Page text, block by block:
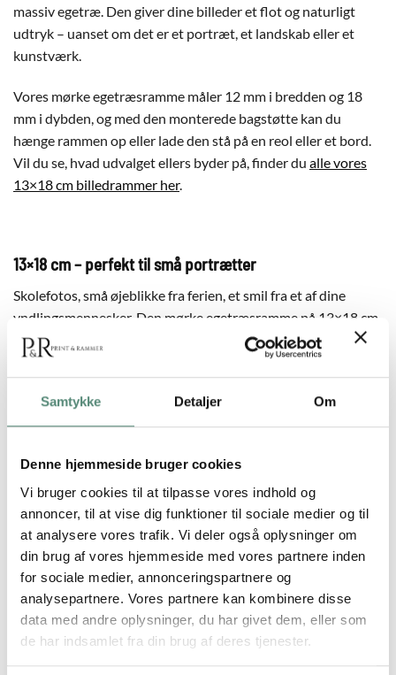
Samtykke Detaljer Om
Denne hjemmeside bruger cookies
Vi bruger cookies til at tilpasse vores indhold og
annoncer, til at vise dig funktioner til sociale medier og til
at analysere vores trafik. Vi deler også oplysninger om
din brug af vores hjemmeside med vores partnere inden
for sociale medier, annonceringspartnere og
analysepartnere. Vores partnere kan kombinere disse
data med andre oplysninger, du har givet dem, eller som
de har indsamlet fra din brug af deres tjenester.
massiv egetræ. Den giver dine billeder et flot og naturligt
udtryk – uanset om det er et portræt, et landskab eller et
kunstværk.
Vores mørke egetræsramme måler 12 mm i bredden og 18
mm i dybden, og med den monterede bagstøtte kan du
hænge rammen op eller lade den stå på en reol eller et bord.
Vil du se, hvad udvalget ellers byder på, finder du alle vores
13×18 cm billedrammer her.
13×18 cm – perfekt til små portrætter
Skolefotos, små øjeblikke fra ferien, et smil fra et af dine
yndlingsmennesker. Den mørke egetræsramme på 13×18 cm
egner sig perfekt til de små, personlige billeder, som måske
ikke er egnet til plakatstørrelse, men som alligevel fortjener
at blive vist frem.
HosPrint & Rammerkan du fåprintet dine billederpå flot
den ønskede billedramme, så klarer vi både print og
indramning. Vi sender din bestilling hurtigst muligt, så du kan
få dine minder frem i lyset – eller forkæle en du holder af med
en personlig gave.
ANMELDELSER